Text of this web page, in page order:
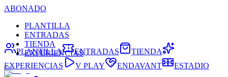
ABONADO
PLANTILLA
ENTRADAS
TIENDA
EXPERIENCIAS
PLANTILLA ENTRADAS
TIENDA
EXPERIENCIAS
V PLAY ENDAVANT ESTADIO